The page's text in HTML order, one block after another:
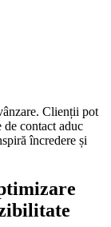
Clienții pot
contact aduc
încredere și